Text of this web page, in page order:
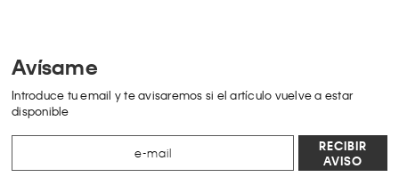
Avísame
Introduce tu email y te avisaremos si el artículo vuelve a estar
disponible
RECIBIR
AVISO